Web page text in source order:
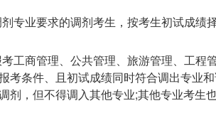
专业要求的调剂考生，按考生初试成绩
工商管理、公共管理、旅游管理、工程
考条件、且初试成绩同时符合调出专业
剂，但不得调入其他专业;其他专业考生